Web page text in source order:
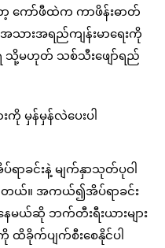
ကော်ဖီထဲက ကာဖိန်းဓာတ်
သားအရည်ကျန်းမာရေးကို
သို့မဟုတ် သစ်သီးဖျော်ရည်
းကို မှန်မှန်လဲပေးပါ
ာခင်းနဲ့ မျက်နှာသုတ်ပုဝါ
ပါတယ်။ အကယ်၍အိပ်ရာခင်း
ယ်ဆို ဘက်တီးရီးယားများ
ထိခိုက်ပျက်စီးစေနိုင်ပါ